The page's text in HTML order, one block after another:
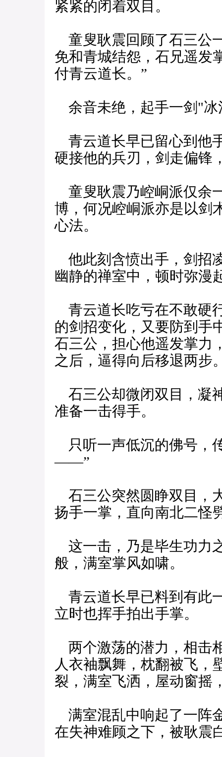
紧紧的闭着双目。
童叟耿震回顾了石三公
免和青城结怨，石兄遥发
付青云道长。”
余音未绝，起手一剑"冰
青云道长早已留心到他
硬接他的兵刃，剑走偏锋
童叟耿震乃崆峒派仅余
博，何况崆峒派亦是以剑
心法。
他此刻含愤出手，剑招
幽静的禅室中，顿时弥漫
青云道长吃亏在不敢硬
的剑招变化，又要防到手
石三公，担心他遥发掌力
之后，逼得向后移退两步
石三公却微闭双目，凝
准备一击得手。
只听一声低沉的佛号，
——”
石三公突然圆睁双目，
扬手一掌，直向南北二怪
这一击，乃是毕生功力
般，满室掌风如啸。
青云道长早已料到有此
立时也挥手拍出手掌。
两个激荡的潜力，相击
人衣袖飘舞，枕翻被飞，
裂，满室飞洒，屋动窗摇
满室混乱中响起了一阵
在失神难顾之下，被耿震